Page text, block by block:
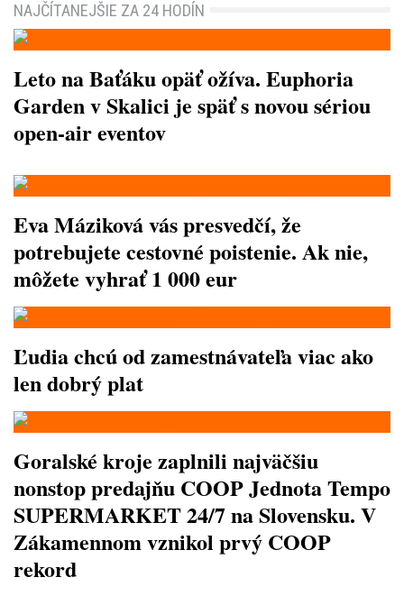
NAJČÍTANEJŠIE ZA 24 HODÍN
Leto na Baťáku opäť ožíva. Euphoria
Garden v Skalici je späť s novou sériou
open-air eventov
Eva Máziková vás presvedčí, že
potrebujete cestovné poistenie. Ak nie,
môžete vyhrať 1 000 eur
Ľudia chcú od zamestnávateľa viac ako
len dobrý plat
Goralské kroje zaplnili najväčšiu
nonstop predajňu COOP Jednota Tempo
SUPERMARKET 24/7 na Slovensku. V
Zákamennom vznikol prvý COOP
rekord